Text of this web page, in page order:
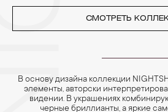
СМОТРЕТЬ
В основу дизайна коллекции
элементы, авторски
видении. В украшениях
черные бриллианты, а яркие